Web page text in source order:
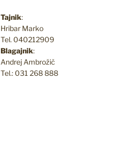
Tajnik:
Hribar Marko
Tel. 040212909
Blagajnik:
Andrej Ambrožič
Tel.: 031 268 888